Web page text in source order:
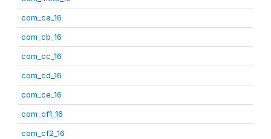
com_ca_16
com_cb_16
com_cc_16
com_cd_16
com_ce_16
com_cf1_16
com_cf2_16